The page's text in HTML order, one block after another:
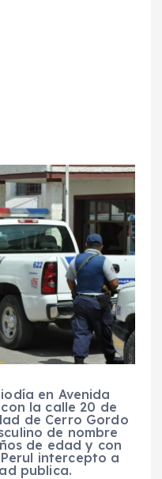
en Avenida
la calle 20 de
de Cerro Gordo
de nombre
de edad y con
intercepto a
publica.